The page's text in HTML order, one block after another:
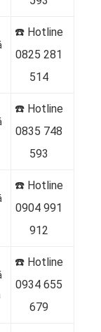
☎️ Hotline
0825 281
514
☎️ Hotline
0835 748
593
☎️ Hotline
0904 991
912
☎️ Hotline
0934 655
679